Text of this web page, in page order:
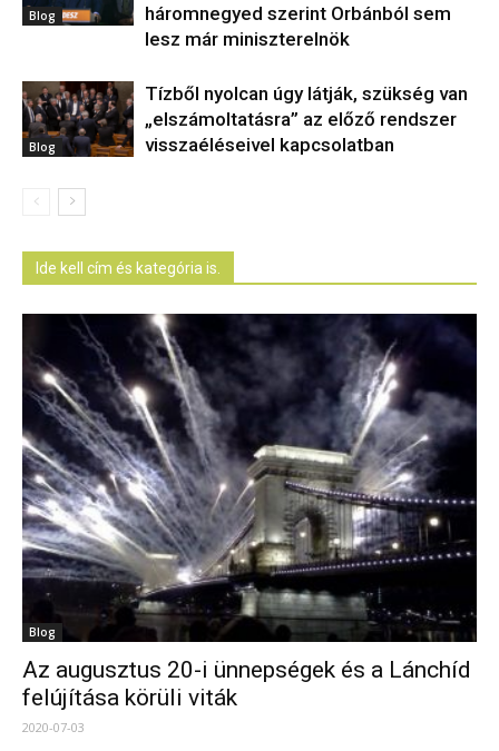
Blog
háromnegyed szerint Orbánból sem
lesz már miniszterelnök
Blog
Tízből nyolcan úgy látják, szükség van
„elszámoltatásra” az előző rendszer
visszaéléseivel kapcsolatban
Ide kell cím és kategória is.
Blog
Az augusztus 20-i ünnepségek és a Lánchíd
felújítása körüli viták
2020-07-03